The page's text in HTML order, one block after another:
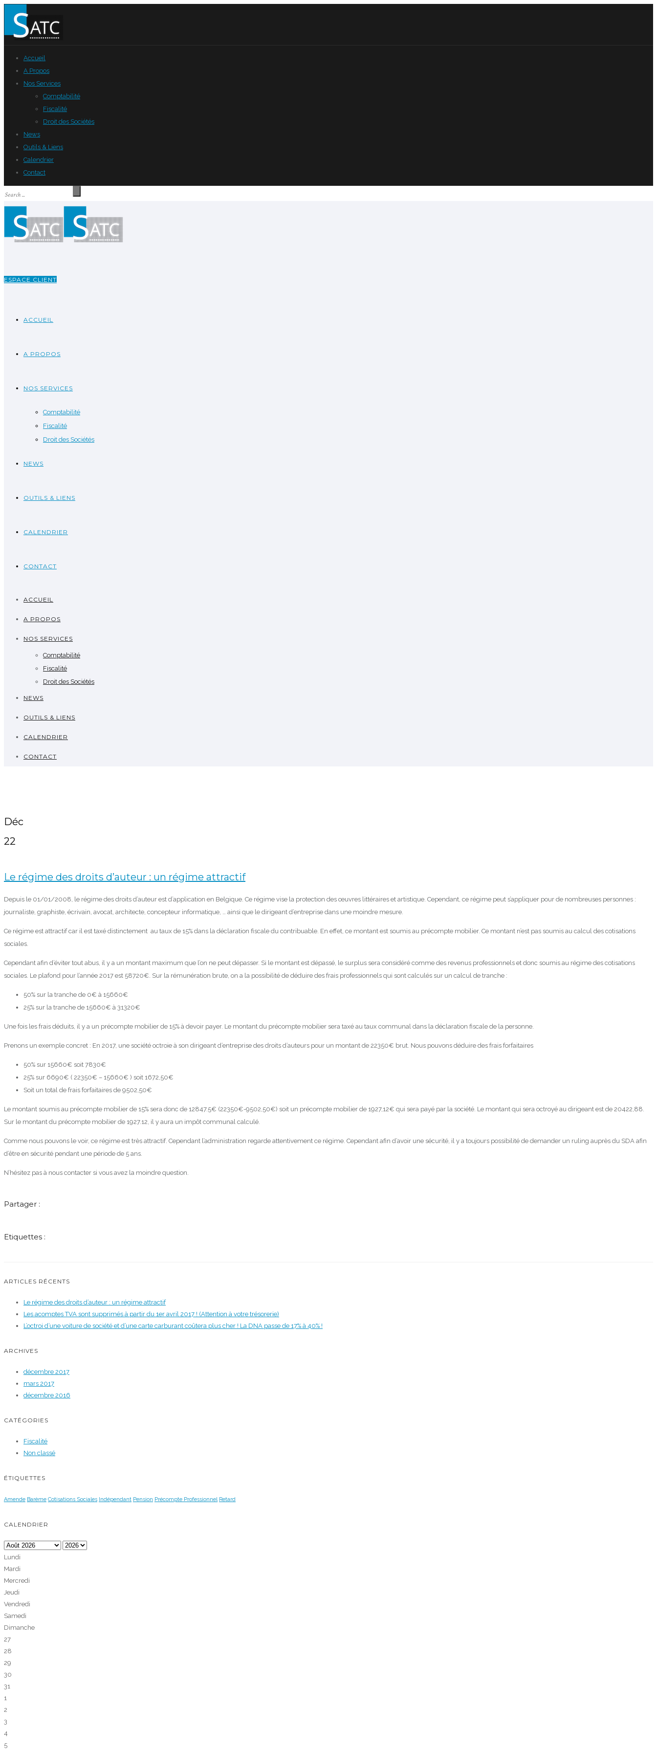
Accueil
A Propos
Nos Services
Comptabilité
Fiscalité
Droit des Sociétés
News
Outils & Liens
Calendrier
Contact
ESPACE CLIENT
ACCUEIL
A PROPOS
NOS SERVICES
Comptabilité
Fiscalité
Droit des Sociétés
NEWS
OUTILS & LIENS
CALENDRIER
CONTACT
ACCUEIL
A PROPOS
NOS SERVICES
Comptabilité
Fiscalité
Droit des Sociétés
NEWS
OUTILS & LIENS
CALENDRIER
CONTACT
Déc
22
Le régime des droits d’auteur : un régime attractif
Depuis le 01/01/2008, le régime des droits d’auteur est d’application en Belgique. Ce régime vise la protection des œuvres littéraires et artistique. Cependant, ce régime peut s’appliquer pour de nombreuses personnes :
journaliste, graphiste, écrivain, avocat, architecte, concepteur informatique, … ainsi que le dirigeant d’entreprise dans une moindre mesure.
Ce régime est attractif car il est taxé distinctement au taux de 15% dans la déclaration fiscale du contribuable. En effet, ce montant est soumis au précompte mobilier. Ce montant n’est pas soumis au calcul des cotisations
sociales.
Cependant afin d’éviter tout abus, il y a un montant maximum que l’on ne peut dépasser. Si le montant est dépassé, le surplus sera considéré comme des revenus professionnels et donc soumis au régime des cotisations
sociales. Le plafond pour l’année 2017 est 58720€. Sur la rémunération brute, on a la possibilité de déduire des frais professionnels qui sont calculés sur un calcul de tranche :
50% sur la tranche de 0€ à 15660€
25% sur la tranche de 15660€ à 31320€
Une fois les frais déduits, il y a un précompte mobilier de 15% à devoir payer. Le montant du précompte mobilier sera taxé au taux communal dans la déclaration fiscale de la personne.
Prenons un exemple concret : En 2017, une société octroie à son dirigeant d’entreprise des droits d’auteurs pour un montant de 22350€ brut. Nous pouvons déduire des frais forfaitaires
50% sur 15660€ soit 7830€
25% sur 6690€ ( 22350€ – 15660€ ) soit 1672,50€
Soit un total de frais forfaitaires de 9502,50€
Le montant soumis au précompte mobilier de 15% sera donc de 12847.5€ (22350€-9502,50€) soit un précompte mobilier de 1927,12€ qui sera payé par la société. Le montant qui sera octroyé au dirigeant est de 20422,88.
Sur le montant du précompte mobilier de 1927.12, il y aura un impôt communal calculé.
Comme nous pouvons le voir, ce régime est très attractif. Cependant l’administration regarde attentivement ce régime. Cependant afin d’avoir une sécurité, il y a toujours possibilité de demander un ruling auprès du SDA afin
d’être en sécurité pendant une période de 5 ans.
N’hésitez pas à nous contacter si vous avez la moindre question.
Partager :
Etiquettes :
ARTICLES RÉCENTS
Le régime des droits d’auteur : un régime attractif
Les acomptes TVA sont supprimés à partir du 1er avril 2017 ! (Attention à votre trésorerie)
L’octroi d’une voiture de société et d’une carte carburant coûtera plus cher ! La DNA passe de 17% à 40% !
ARCHIVES
décembre 2017
mars 2017
décembre 2016
CATÉGORIES
Fiscalité
Non classé
ÉTIQUETTES
Amende Barème Cotisations Sociales Indépendant Pension Précompte Professionnel Retard
CALENDRIER
Lundi
Mardi
Mercredi
Jeudi
Vendredi
Samedi
Dimanche
27
28
29
30
31
1
2
3
4
5